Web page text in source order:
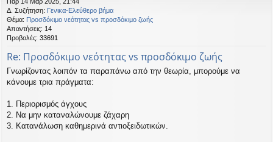
Δ. Συζήτηση: Γενικα-Ελεύθερο βήμα
Θέμα: Προσδόκιμο νεότητας vs προσδόκιμο ζωής
Απαντήσεις: 14
Προβολές: 33691
Re: Προσδόκιμο νεότητας vs προσδόκιμο ζωής
Γνωρίζοντας λοιπόν τα παραπάνω από την θεωρία, μπορούμε να
κάνουμε τρια πράγματα:
1. Περιορισμός άγχους
2. Να μην καταναλώνουμε ζάχαρη
3. Κατανάλωση καθημερινά αντιοξειδωτικών.